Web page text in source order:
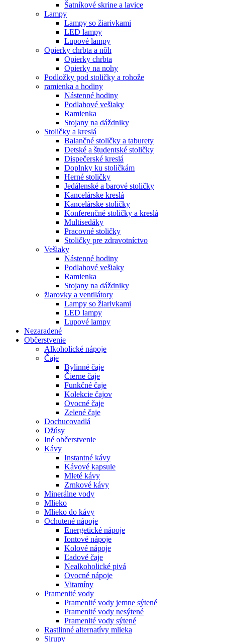
Šatníkové skrine a lavice
Lampy
Lampy so žiarivkami
LED lampy
Lupové lampy
Opierky chrbta a nôh
Opierky chrbta
Opierky na nohy
Podložky pod stoličky a rohože
ramienka a hodiny
Nástenné hodiny
Podlahové vešiaky
Ramienka
Stojany na dáždniky
Stoličky a kreslá
Balančné stoličky a taburety
Detské a študentské stoličky
Dispečerské kreslá
Doplnky ku stoličkám
Herné stoličky
Jedálenské a barové stoličky
Kancelárske kreslá
Kancelárske stoličky
Konferenčné stoličky a kreslá
Multisedáky
Pracovné stoličky
Stoličky pre zdravotníctvo
Vešiaky
Nástenné hodiny
Podlahové vešiaky
Ramienka
Stojany na dáždniky
žiarovky a ventilátory
Lampy so žiarivkami
LED lampy
Lupové lampy
Nezaradené
Občerstvenie
Alkoholické nápoje
Čaje
Bylinné čaje
Čierne čaje
Funkčné čaje
Kolekcie čajov
Ovocné čaje
Zelené čaje
Dochucovadlá
Džúsy
Iné občerstvenie
Kávy
Instantné kávy
Kávové kapsule
Mleté kávy
Zrnkové kávy
Minerálne vody
Mlieko
Mlieko do kávy
Ochutené nápoje
Energetické nápoje
Iontové nápoje
Kolové nápoje
Ľadové čaje
Nealkoholické pivá
Ovocné nápoje
Vitamíny
Pramenité vody
Pramenité vody jemne sýtené
Pramenité vody nesýtené
Pramenité vody sýtené
Rastlinné alternatívy mlieka
Sirupy